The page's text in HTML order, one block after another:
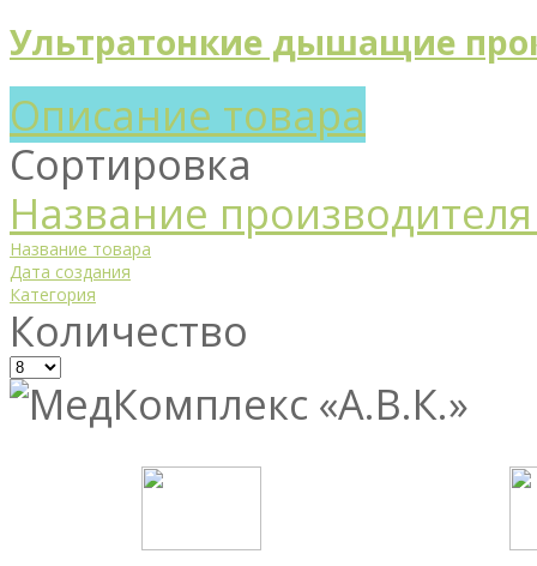
Ультратонкие дышащие
Описание товара
Сортировка
Название
Название товара
Дата создания
Категория
Количество